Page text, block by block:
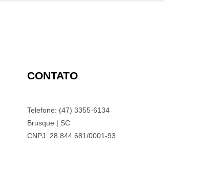
CONTATO
Telefone: (47) 3355-6134
Brusque | SC
CNPJ: 28.844.681/0001-93